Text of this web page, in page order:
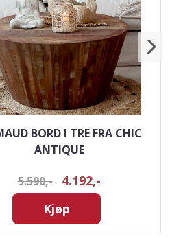
BORD I TRE FRA CHIC
ANTIQUE
5.590,-
4.192,-
Kjøp